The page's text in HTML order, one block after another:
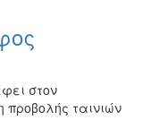
στον
ταινιών